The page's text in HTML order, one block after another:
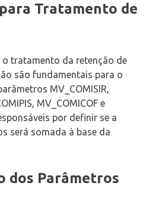
Tratamento de
o tratamento da retenção de
são fundamentais para o
MV_COMISIR,
MV_COMICOF e
por definir se a
será somada à base da
dos Parâmetros